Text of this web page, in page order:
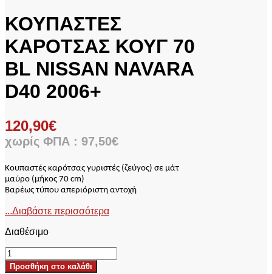
ΚΟΥΠΑΣΤΕΣ
ΚΑΡΟΤΣΑΣ ΚΟΥΓ 70
BL NISSAN NAVARA
D40 2006+
120,90€
χωρίς ΦΠΑ : 97,50€
Κουπαστές καρότσας γυριστές (ζεύγος) σε μάτ
μαύρο (μήκος 70 cm)
Βαρέως τύπου απεριόριστη αντοχή
...Διαβάστε περισσότερα
Διαθέσιμο
ΚΟΥΠΑΣΤΕΣ
ΚΑΡΟΤΣΑΣ
Προσθήκη στο καλάθι